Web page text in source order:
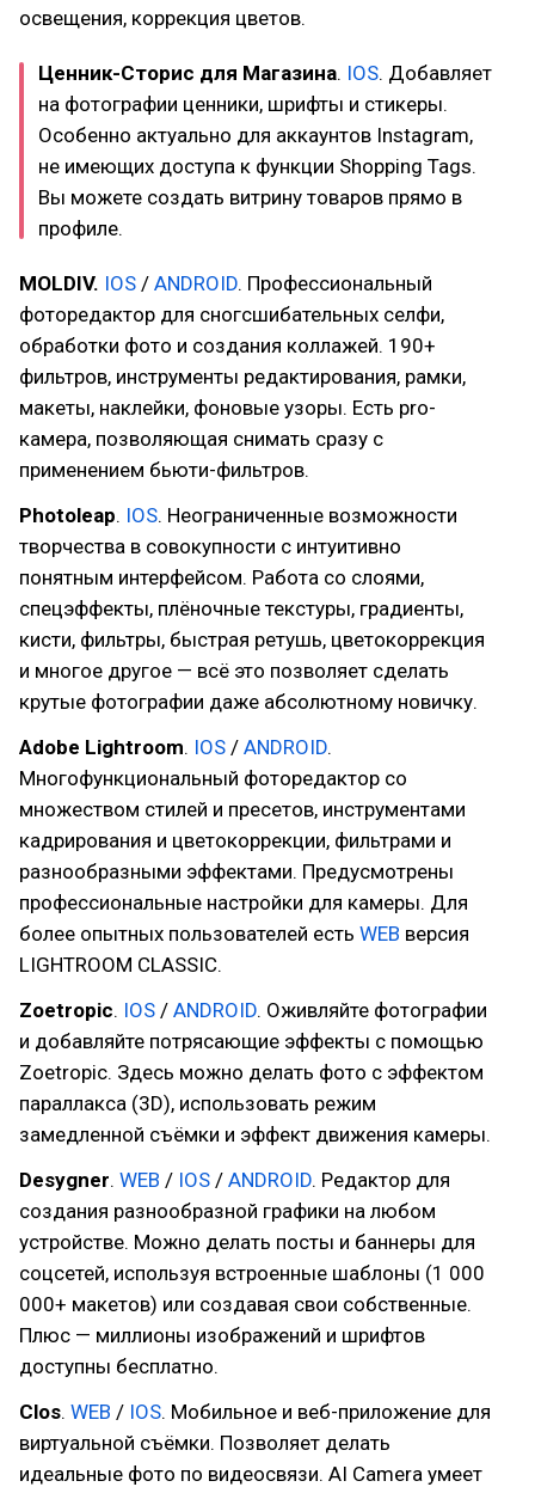
освещения, коррекция цветов.
Ценник-Сторис для Магазина. IOS. Добавляет
на фотографии ценники, шрифты и стикеры.
Особенно актуально для аккаунтов Instagram,
не имеющих доступа к функции Shopping Tags.
Вы можете создать витрину товаров прямо в
профиле.
MOLDIV. IOS / ANDROID. Профессиональный
фоторедактор для сногсшибательных селфи,
обработки фото и создания коллажей. 190+
фильтров, инструменты редактирования, рамки,
макеты, наклейки, фоновые узоры. Есть pro-
камера, позволяющая снимать сразу с
применением бьюти-фильтров.
Photoleap. IOS. Неограниченные возможности
творчества в совокупности с интуитивно
понятным интерфейсом. Работа со слоями,
спецэффекты, плёночные текстуры, градиенты,
кисти, фильтры, быстрая ретушь, цветокоррекция
и многое другое — всё это позволяет сделать
крутые фотографии даже абсолютному новичку.
Adobe Lightroom. IOS / ANDROID.
Многофункциональный фоторедактор со
множеством стилей и пресетов, инструментами
кадрирования и цветокоррекции, фильтрами и
разнообразными эффектами. Предусмотрены
профессиональные настройки для камеры. Для
более опытных пользователей есть WEB версия
LIGHTROOM CLASSIC.
Zoetropic. IOS / ANDROID. Оживляйте фотографии
и добавляйте потрясающие эффекты с помощью
Zoetropic. Здесь можно делать фото с эффектом
параллакса (3D), использовать режим
замедленной съёмки и эффект движения камеры.
Desygner. WEB / IOS / ANDROID. Редактор для
создания разнообразной графики на любом
устройстве. Можно делать посты и баннеры для
соцсетей, используя встроенные шаблоны (1 000
000+ макетов) или создавая свои собственные.
Плюс — миллионы изображений и шрифтов
доступны бесплатно.
Clos. WEB / IOS. Мобильное и веб-приложение для
виртуальной съёмки. Позволяет делать
идеальные фото по видеосвязи. AI Camera умеет